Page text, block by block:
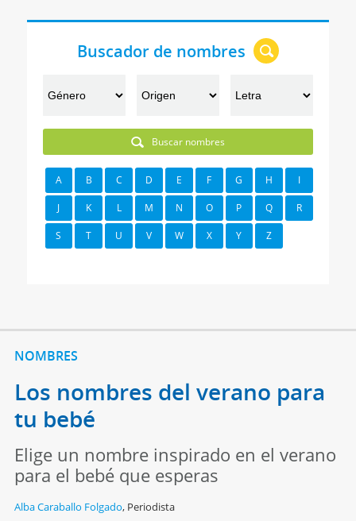
Buscador de nombres
Buscar nombres
A B C D E F G H I
J K L M N O P Q R
S T U V W X Y Z
NOMBRES
Los nombres del verano para
tu bebé
Elige un nombre inspirado en el verano
para el bebé que esperas
Alba Caraballo Folgado, Periodista